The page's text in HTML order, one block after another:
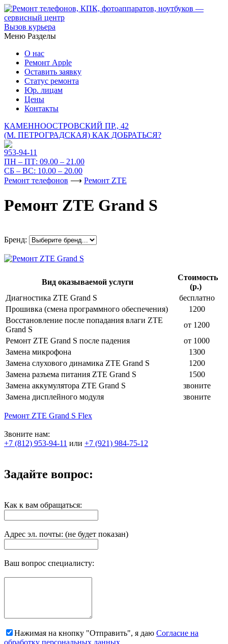
Вызов курьера
Меню Разделы
О нас
Ремонт Apple
Оставить заявку
Статус ремонта
Юр. лицам
Цены
Контакты
КАМЕННООСТРОВСКИЙ ПР., 42
(М. ПЕТРОГРАДСКАЯ) КАК ДОБРАТЬСЯ?
953-94-11
ПН – ПТ: 09.00 – 21.00
СБ – ВС: 10.00 – 20.00
Ремонт телефонов ⟶ Ремонт ZTE
Ремонт ZTE Grand S
Бренд:
Вид оказываемой услуги
Стоимость
(р.)
Диагностика ZTE Grand S
бесплатно
Прошивка (смена программного обеспечения)
1200
Восстановление после попадания влаги ZTE
Grand S
от 1200
Ремонт ZTE Grand S после падения
от 1000
Замена микрофона
1300
Замена слухового динамика ZTE Grand S
1200
Замена разъема питания ZTE Grand S
1500
Замена аккумулятора ZTE Grand S
звоните
Замена дисплейного модуля
звоните
Ремонт ZTE Grand S Flex
Звоните нам:
+7 (812) 953-94-11 или +7 (921) 984-75-12
Задайте вопрос:
Как к вам обращаться:
Адрес эл. почты: (не будет показан)
Ваш вопрос специалисту:
Нажимая на кнопку "Отправить", я даю Согласие на
обработку персональных данных